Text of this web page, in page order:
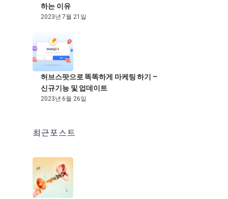
하는 이유
2023년 7월 21일
허브스팟으로 똑똑하게 마케팅 하기 –
신규기능 및 업데이트
2023년 6월 26일
최근포스트